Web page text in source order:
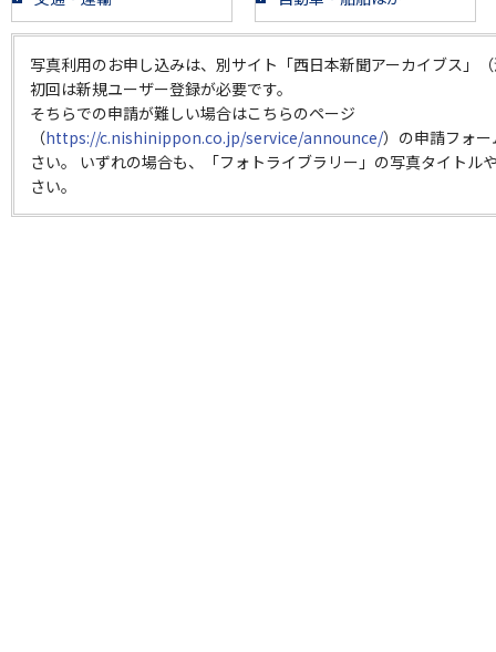
写真利用のお申し込みは、別サイト「西日本新聞アーカイブス」
初回は新規ユーザー登録が必要です。
そちらでの申請が難しい場合はこちらのページ
（https://c.nishinippon.co.jp/service/announce/）の申請フォ
さい。 いずれの場合も、「フォトライブラリー」の写真タイトル
さい。